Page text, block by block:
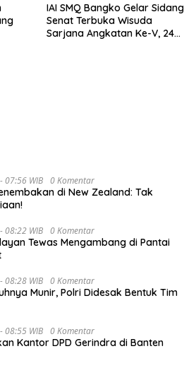
IAI SMQ Bangko Gelar Sidang
Senat Terbuka Wisuda
Sarjana Angkatan Ke-V, 243
07:56 WIB 0 Komentar
di New Zealand: Tak
08:22 WIB 0 Komentar
Tewas Mengambang di Pantai
08:28 WIB 0 Komentar
Munir, Polri Didesak Bentuk Tim
08:55 WIB 0 Komentar
Kantor DPD Gerindra di Banten